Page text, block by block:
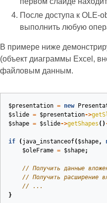
После доступа к
выполнить любую
В примере ниже
(объект диаграммы Excel,
файловым данным.
$presentation = new
$slide = $presentation->
$shape = $slide->getShapes ()
if ( java_instanceof( $shape,
$oleFrame = $shape;
// Получить данные
// Получить расширение
// ...
}